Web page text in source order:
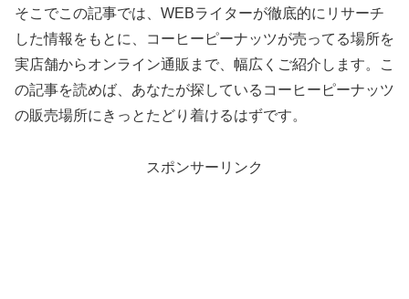
そこでこの記事では、WEBライターが徹底的にリサーチ
した情報をもとに、コーヒーピーナッツが売ってる場所を
実店舗からオンライン通販まで、幅広くご紹介します。こ
の記事を読めば、あなたが探しているコーヒーピーナッツ
の販売場所にきっとたどり着けるはずです。
スポンサーリンク